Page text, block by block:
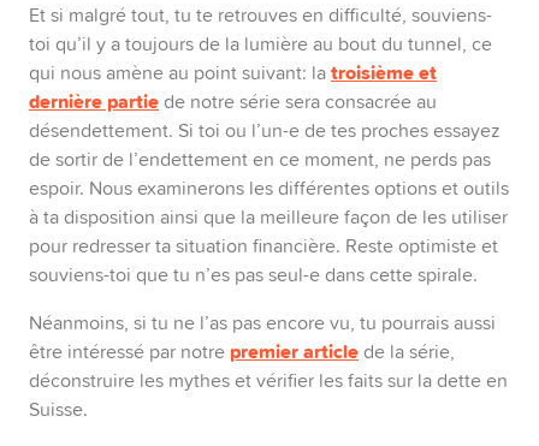
Et si malgré tout, tu te retrouves en difficulté, souviens-
toi qu’il y a toujours de la lumière au bout du tunnel, ce
qui nous amène au point suivant: latroisième et
dernière partiede notre série sera consacrée au
désendettement. Si toi ou l’un-e de tes proches essayez
de sortir de l’endettement en ce moment, ne perds pas
espoir. Nous examinerons les différentes options et outils
à ta disposition ainsi que la meilleure façon de les utiliser
pour redresser ta situation financière. Reste optimiste et
souviens-toi que tu n’es pas seul-e dans cette spirale.
Néanmoins, si tu ne l’as pas encore vu, tu pourrais aussi
être intéressé par notre premier articlede la série,
déconstruire les mythes et vérifier les faits sur la dette en
Suisse.